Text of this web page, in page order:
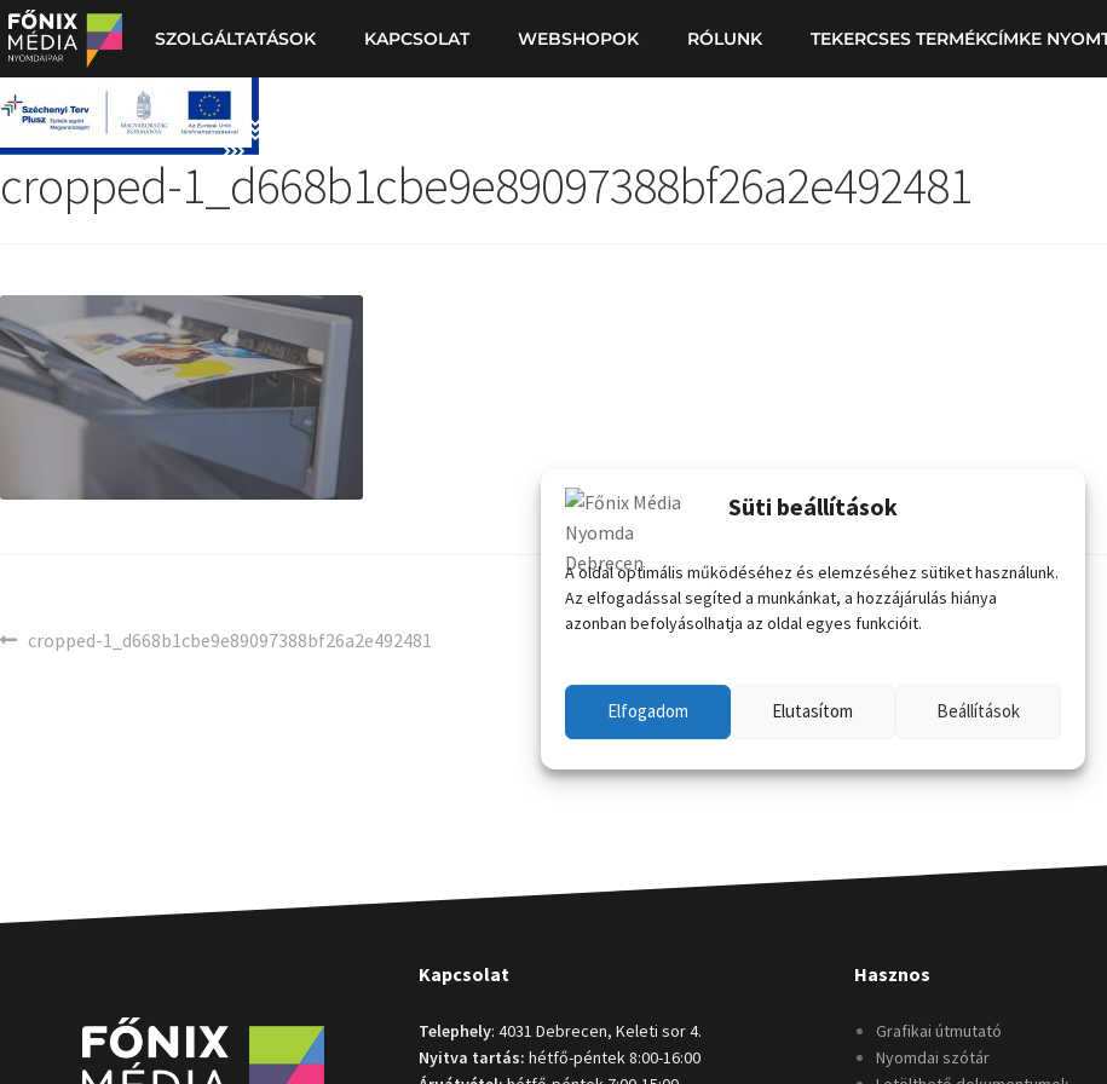
Süti beállítások
A oldal optimális működéséhez és elemzéséhez sütiket használunk.
Az elfogadással segíted a munkánkat, a hozzájárulás hiánya
azonban befolyásolhatja az oldal egyes funkcióit.
Elfogadom Elutasítom Beállítások
SZOLGÁLTATÁSOK KAPCSOLAT WEBSHOPOK RÓLUNK TEKERCSES TERMÉKCÍMKE
cropped-1_d668b1cbe9e89097388bf26a2e492481
cropped-1_d668b1cbe9e89097388bf26a2e492481
Kapcsolat
Telephely: 4031 Debrecen, Keleti sor 4.
Nyitva tartás: hétfő-péntek 8:00-16:00
Hasznos
Grafikai útmutató
Nyomdai szótár